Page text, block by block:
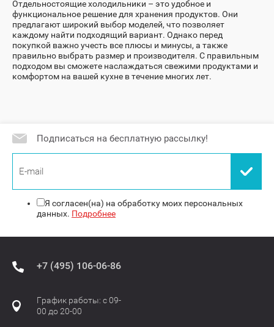
Отдельностоящие холодильники – это удобное и
функциональное решение для хранения продуктов. Они
предлагают широкий выбор моделей, что позволяет
каждому найти подходящий вариант. Однако перед
покупкой важно учесть все плюсы и минусы, а также
правильно выбрать размер и производителя. С правильным
подходом вы сможете наслаждаться свежими продуктами и
комфортом на вашей кухне в течение многих лет.
Подписаться на бесплатную рассылку!
Я согласен(на) на обработку моих персональных
данных. Подробнее
+7 (495) 106-06-86
График работы: с 09-
00 до 20-00